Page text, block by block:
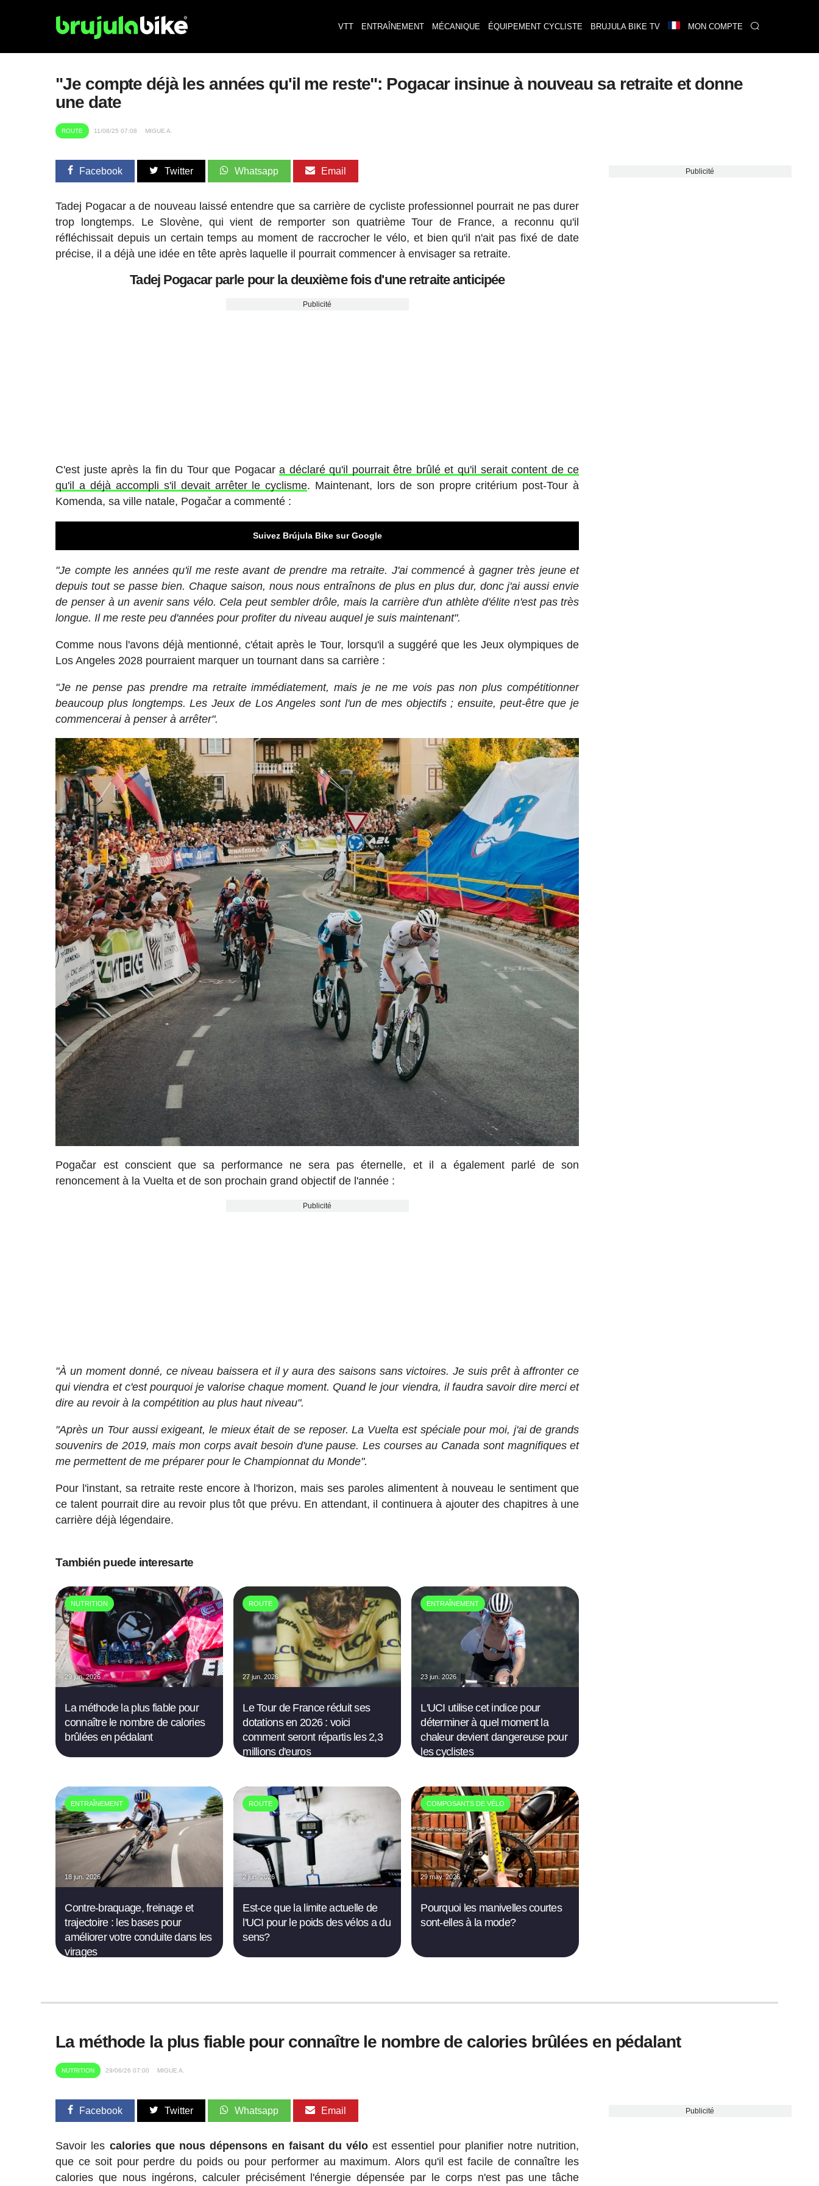
VTT ENTRAÎNEMENT MÉCANIQUE ÉQUIPEMENT CYCLISTE BRUJULA BIKE TV MON COMPTE
"Je compte déjà les années qu'il me reste": Pogacar insinue à nouveau sa retraite et donne
une date
ROUTE 11/08/25 07:08 MIGUE A.
Facebook Twitter Whatsapp Email
Tadej Pogacar a de nouveau laissé entendre que sa carrière de cycliste professionnel pourrait ne pas durer
trop longtemps. Le Slovène, qui vient de remporter son quatrième Tour de France, a reconnu qu'il
réfléchissait depuis un certain temps au moment de raccrocher le vélo, et bien qu'il n'ait pas fixé de date
précise, il a déjà une idée en tête après laquelle il pourrait commencer à envisager sa retraite.
Tadej Pogacar parle pour la deuxième fois d'une retraite anticipée
Publicité
C'est juste après la fin du Tour que Pogacara déclaré qu'il pourrait être brûlé et qu'il serait content de ce
qu'il a déjà accompli s'il devait arrêter le cyclisme. Maintenant, lors de son propre critérium post-Tour à
Komenda, sa ville natale, Pogačar a commenté :
Suivez Brújula Bike sur Google
"Je compte les années qu'il me reste avant de prendre ma retraite. J'ai commencé à gagner très jeune et
depuis tout se passe bien. Chaque saison, nous nous entraînons de plus en plus dur, donc j'ai aussi envie
de penser à un avenir sans vélo. Cela peut sembler drôle, mais la carrière d'un athlète d'élite n'est pas très
longue. Il me reste peu d'années pour profiter du niveau auquel je suis maintenant".
Comme nous l'avons déjà mentionné, c'était après le Tour, lorsqu'il a suggéré que les Jeux olympiques de
Los Angeles 2028 pourraient marquer un tournant dans sa carrière :
"Je ne pense pas prendre ma retraite immédiatement, mais je ne me vois pas non plus compétitionner
beaucoup plus longtemps. Les Jeux de Los Angeles sont l'un de mes objectifs ; ensuite, peut-être que je
commencerai à penser à arrêter".
Pogačar est conscient que sa performance ne sera pas éternelle, et il a également parlé de son
renoncement à la Vuelta et de son prochain grand objectif de l'année :
Publicité
"À un moment donné, ce niveau baissera et il y aura des saisons sans victoires. Je suis prêt à affronter ce
qui viendra et c'est pourquoi je valorise chaque moment. Quand le jour viendra, il faudra savoir dire merci et
dire au revoir à la compétition au plus haut niveau".
"Après un Tour aussi exigeant, le mieux était de se reposer. La Vuelta est spéciale pour moi, j'ai de grands
souvenirs de 2019, mais mon corps avait besoin d'une pause. Les courses au Canada sont magnifiques et
me permettent de me préparer pour le Championnat du Monde".
Pour l'instant, sa retraite reste encore à l'horizon, mais ses paroles alimentent à nouveau le sentiment que
ce talent pourrait dire au revoir plus tôt que prévu. En attendant, il continuera à ajouter des chapitres à une
carrière déjà légendaire.
También puede interesarte
NUTRITION
29 jun. 2026
La méthode la plus fiable pour
connaître le nombre de calories
brûlées en pédalant
ROUTE
27 jun. 2026
Le Tour de France réduit ses
dotations en 2026 : voici
comment seront répartis les 2,3
millions d'euros
ENTRAÎNEMENT
23 jun. 2026
L'UCI utilise cet indice pour
déterminer à quel moment la
chaleur devient dangereuse pour
les cyclistes
ENTRAÎNEMENT
18 jun. 2026
Contre-braquage, freinage et
trajectoire : les bases pour
améliorer votre conduite dans les
virages
ROUTE
2 jun. 2026
Est-ce que la limite actuelle de
l'UCI pour le poids des vélos a du
sens?
COMPOSANTS DE VÉLO
29 may. 2026
Pourquoi les manivelles courtes
sont-elles à la mode?
Publicité
La méthode la plus fiable pour connaître le nombre de calories brûlées en pédalant
NUTRITION 29/06/26 07:00 MIGUE A.
Facebook Twitter Whatsapp Email
Savoir les calories que nous dépensons en faisant du véloest essentiel pour planifier notre nutrition,
que ce soit pour perdre du poids ou pour performer au maximum. Alors qu'il est facile de connaître les
calories que nous ingérons, calculer précisément l'énergie dépensée par le corps n'est pas une tâche
Publicité